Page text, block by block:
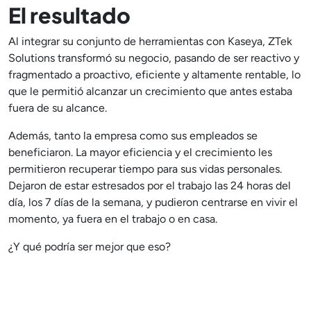
El resultado
Al integrar su conjunto de herramientas con Kaseya, ZTek
Solutions transformó su negocio, pasando de ser reactivo y
fragmentado a proactivo, eficiente y altamente rentable, lo
que le permitió alcanzar un crecimiento que antes estaba
fuera de su alcance.
Además, tanto la empresa como sus empleados se
beneficiaron. La mayor eficiencia y el crecimiento les
permitieron recuperar tiempo para sus vidas personales.
Dejaron de estar estresados por el trabajo las 24 horas del
día, los 7 días de la semana, y pudieron centrarse en vivir el
momento, ya fuera en el trabajo o en casa.
¿Y qué podría ser mejor que eso?